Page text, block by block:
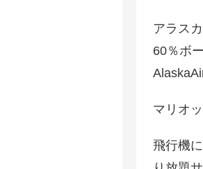
アラス
60％ボ
マリオ
飛行機